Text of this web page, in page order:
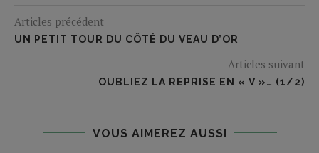
Articles précédent
UN PETIT TOUR DU CÔTÉ DU VEAU D’OR
Articles suivant
OUBLIEZ LA REPRISE EN « V »… (1/2)
VOUS AIMEREZ AUSSI